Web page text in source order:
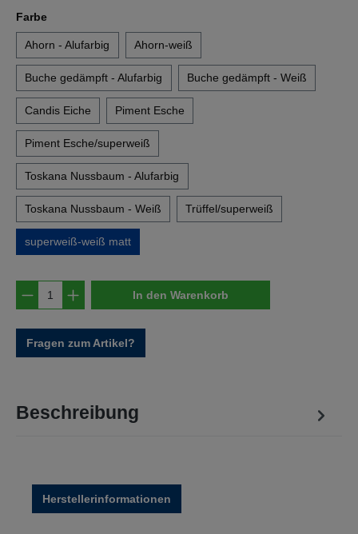
Farbeauswählen
Ahorn - Alufarbig Ahorn-weiß
Buche gedämpft - Alufarbig Buche gedämpft - Weiß
Candis Eiche Piment Esche
Piment Esche/superweiß
Toskana Nussbaum - Alufarbig
Toskana Nussbaum - Weiß Trüffel/superweiß
superweiß-weiß matt
Produkt Anzahl: Gib den gewünschten
In den Warenkorb
Fragen zum Artikel?
Beschreibung
Herstellerinformationen